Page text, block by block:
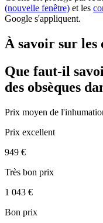
(nouvelle fenêtre) et les
Google s'appliquent.
À savoir sur les
Que faut-il
des obsèques
Prix moyen de
Prix excellent
949 €
Très bon prix
1 043 €
Bon prix